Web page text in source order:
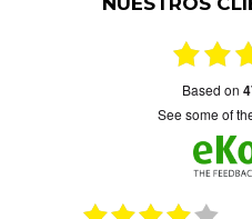
based on
see some of